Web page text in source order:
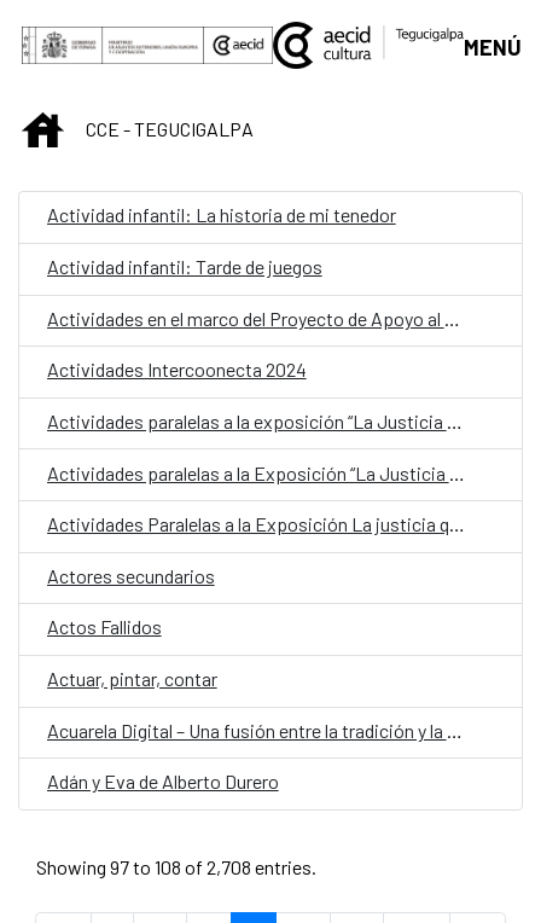
Skip to Main Content
MENÚ
INICIOCCE - TEGUCIGALPA
Actividad infantil: La historia de mi tenedor
Actividad infantil: Tarde de juegos
Actividades Intercoonecta 2024
Actividades paralelas a la exposición “La Justicia que nos Damos”
Actividades Paralelas a la Exposición La justicia que nos damos”
Actores secundarios
Actos Fallidos
Actuar, pintar, contar
Adán y Eva de Alberto Durero
Showing 97 to 108 of 2,708 entries.